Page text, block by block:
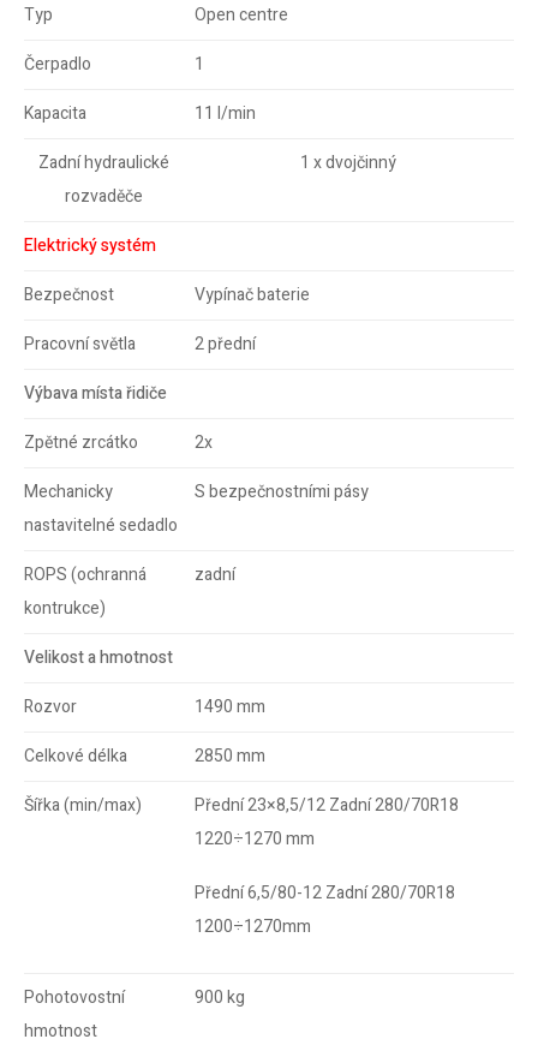
Typ
Open centre
Čerpadlo
1
Kapacita
11 l/min
Zadní hydraulické
rozvaděče
1 x dvojčinný
Elektrický systém
Bezpečnost
Vypínač baterie
Pracovní světla
2 přední
Výbava místa řidiče
Zpětné zrcátko
2x
Mechanicky
nastavitelné sedadlo
S bezpečnostními pásy
ROPS (ochranná
kontrukce)
zadní
Velikost a hmotnost
Rozvor
1490 mm
Celkové délka
2850 mm
Šířka (min/max)
Přední 23×8,5/12 Zadní 280/70R18
1220÷1270 mm
Přední 6,5/80-12 Zadní 280/70R18
1200÷1270mm
Pohotovostní
hmotnost
900 kg